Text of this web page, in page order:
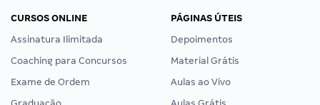
CURSOS ONLINE
Assinatura Ilimitada
Coaching para Concursos
Exame de Ordem
PÁGINAS ÚTEIS
Depoimentos
Material Grátis
Aulas ao Vivo